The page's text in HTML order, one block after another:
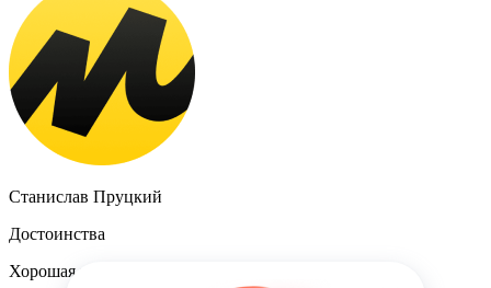
Станислав Пруцкий
Достоинства
Хорошая резина